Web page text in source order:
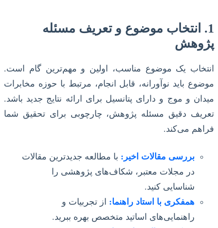
1. انتخاب موضوع و تعریف مسئله
پژوهش
انتخاب یک موضوع مناسب، اولین و مهم‌ترین گام است.
موضوع باید نوآورانه، قابل انجام، مرتبط با حوزه مخابرات
میدان و موج و دارای پتانسیل برای ارائه نتایج جدید باشد.
تعریف دقیق مسئله پژوهش، چارچوبی برای تحقیق شما
فراهم می‌کند.
بررسی مقالات اخیر: با مطالعه جدیدترین مقالات
در مجلات معتبر، شکاف‌های پژوهشی را
شناسایی کنید.
همفکری با استاد راهنما: از تجربیات و
راهنمایی‌های اساتید متخصص بهره ببرید.